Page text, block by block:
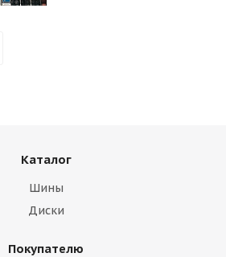
Каталог
Шины
Диски
Покупателю